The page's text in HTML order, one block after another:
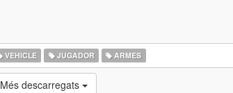
VEHICLE JUGADOR ARMES
Més descarregats